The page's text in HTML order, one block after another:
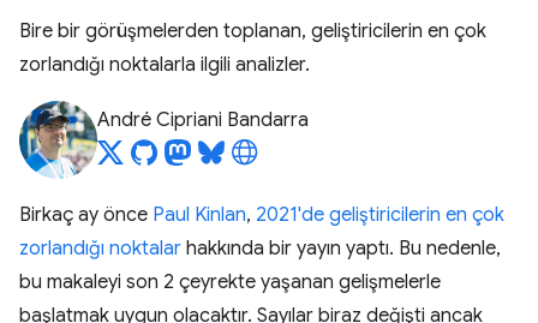
Bire bir görüşmelerden toplanan, geliştiricilerin en çok
zorlandığı noktalarla ilgili analizler.
André Cipriani Bandarra
Birkaç ay önce Paul Kinlan, 2021'de geliştiricilerin en çok
zorlandığı noktalar hakkında bir yayın yaptı. Bu nedenle,
bu makaleyi son 2 çeyrekte yaşanan gelişmelerle
başlatmak uygun olacaktır. Sayılar biraz değişti ancak